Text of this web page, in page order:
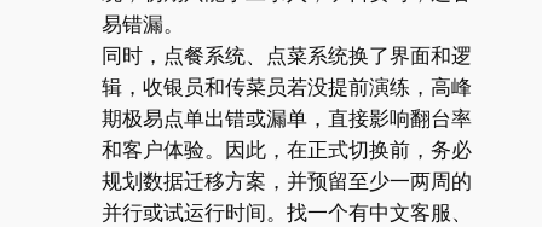
易错漏。
同时，点餐系统、点菜系统换了界面和逻
辑，收银员和传菜员若没提前演练，高峰
期极易点单出错或漏单，直接影响翻台率
和客户体验。因此，在正式切换前，务必
规划数据迁移方案，并预留至少一两周的
并行或试运行时间。找一个有中文客服、